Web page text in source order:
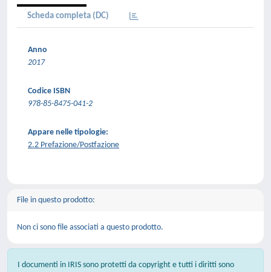
Scheda completa (DC)
Anno
2017
Codice ISBN
978-85-8475-041-2
Appare nelle tipologie:
2.2 Prefazione/Postfazione
File in questo prodotto:
Non ci sono file associati a questo prodotto.
I documenti in IRIS sono protetti da copyright e tutti i diritti sono